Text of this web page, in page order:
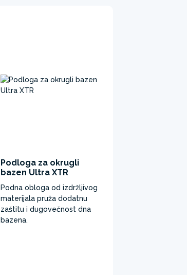
Podloga za okrugli
bazen Ultra XTR
Podna obloga od izdržljivog
materijala pruža dodatnu
zaštitu i dugovečnost dna
bazena. ​